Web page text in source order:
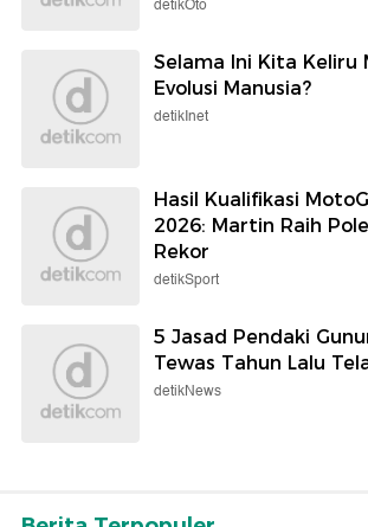
detikOto
Selama Ini Kita Keliru
Evolusi Manusia?
detikInet
Hasil Kualifikasi
2026: Martin Raih
Rekor
detikSport
5 Jasad Pendaki
Tewas Tahun Lalu
detikNews